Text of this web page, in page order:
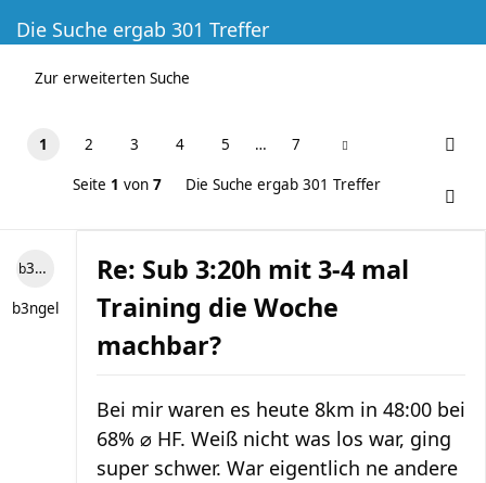
Die Suche ergab 301 Treffer
Zur erweiterten Suche
1 2 3 4 5 … 7
Seite 1 von 7 Die Suche ergab 301 Treffer
b3ngel
b3ngel
Re: Sub 3:20h mit 3-4 mal
Training die Woche
machbar?
Bei mir waren es heute 8km in 48:00 bei
68% ⌀ HF. Weiß nicht was los war, ging
super schwer. War eigentlich ne andere